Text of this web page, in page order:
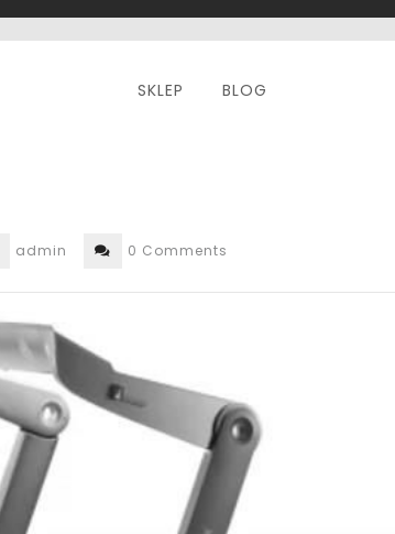
SKLEP BLOG
admin 0 Comments